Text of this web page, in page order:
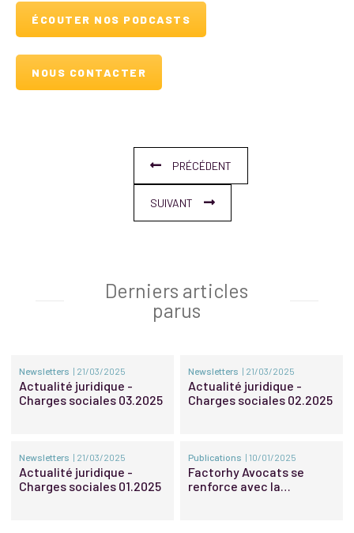
ÉCOUTER NOS PODCASTS
NOUS CONTACTER
PRÉCÉDENT
SUIVANT
Derniers articles
parus
Newsletters | 21/03/2025
Actualité juridique -
Charges sociales 03.2025
Newsletters | 21/03/2025
Actualité juridique -
Charges sociales 02.2025
Newsletters | 21/03/2025
Actualité juridique -
Charges sociales 01.2025
Publications | 10/01/2025
Factorhy Avocats se
renforce avec la